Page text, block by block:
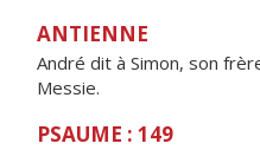
ANTIENNE
André dit à Simon, son
Messie.
PSAUME : 149